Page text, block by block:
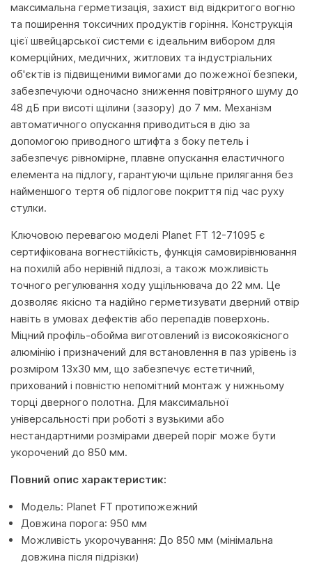
максимальна герметизація, захист від відкритого вогню
та поширення токсичних продуктів горіння. Конструкція
цієї швейцарської системи є ідеальним вибором для
комерційних, медичних, житлових та індустріальних
об'єктів із підвищеними вимогами до пожежної безпеки,
забезпечуючи одночасно зниження повітряного шуму до
48 дБ при висоті щілини (зазору) до 7 мм. Механізм
автоматичного опускання приводиться в дію за
допомогою приводного штифта з боку петель і
забезпечує рівномірне, плавне опускання еластичного
елемента на підлогу, гарантуючи щільне прилягання без
найменшого тертя об підлогове покриття під час руху
стулки.
Ключовою перевагою моделі Planet FT 12-71095 є
сертифікована вогнестійкість, функція самовирівнювання
на похилій або нерівній підлозі, а також можливість
точного регулювання ходу ущільнювача до 22 мм. Це
дозволяє якісно та надійно герметизувати дверний отвір
навіть в умовах дефектів або перепадів поверхонь.
Міцний профіль-обойма виготовлений із високоякісного
алюмінію і призначений для встановлення в паз урівень із
розміром 13х30 мм, що забезпечує естетичний,
прихований і повністю непомітний монтаж у нижньому
торці дверного полотна. Для максимальної
універсальності при роботі з вузькими або
нестандартними розмірами дверей поріг може бути
укорочений до 850 мм.
Повний опис характеристик:
Модель: Planet FT протипожежний
Довжина порога: 950 мм
Можливість укорочування: До 850 мм (мінімальна
довжина після підрізки)